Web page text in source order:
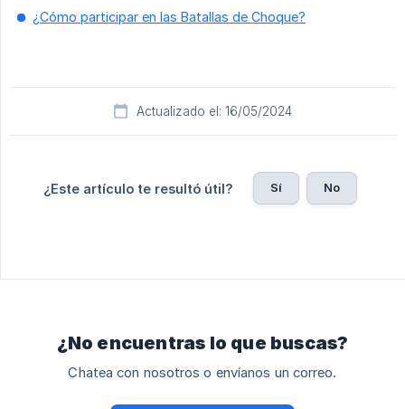
¿Cómo participar en las Batallas de Choque?
Actualizado el: 16/05/2024
¿Este artículo te resultó útil? Sí No
¿No encuentras lo que buscas?
Chatea con nosotros o envíanos un correo.